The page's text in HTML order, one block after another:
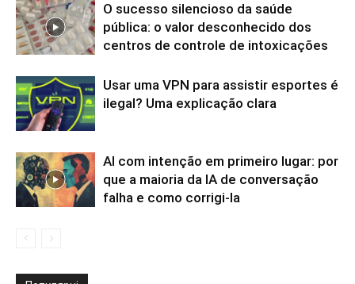
O sucesso silencioso da saúde
pública: o valor desconhecido dos
centros de controle de intoxicações
Usar uma VPN para assistir esportes é
ilegal? Uma explicação clara
AI com intenção em primeiro lugar: por
que a maioria da IA de conversação
falha e como corrigi-la